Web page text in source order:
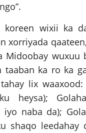
wixii ka
xorriyada
Midoobay
ka ro ka
lix
heysa);
iyo naba da);
shaqo